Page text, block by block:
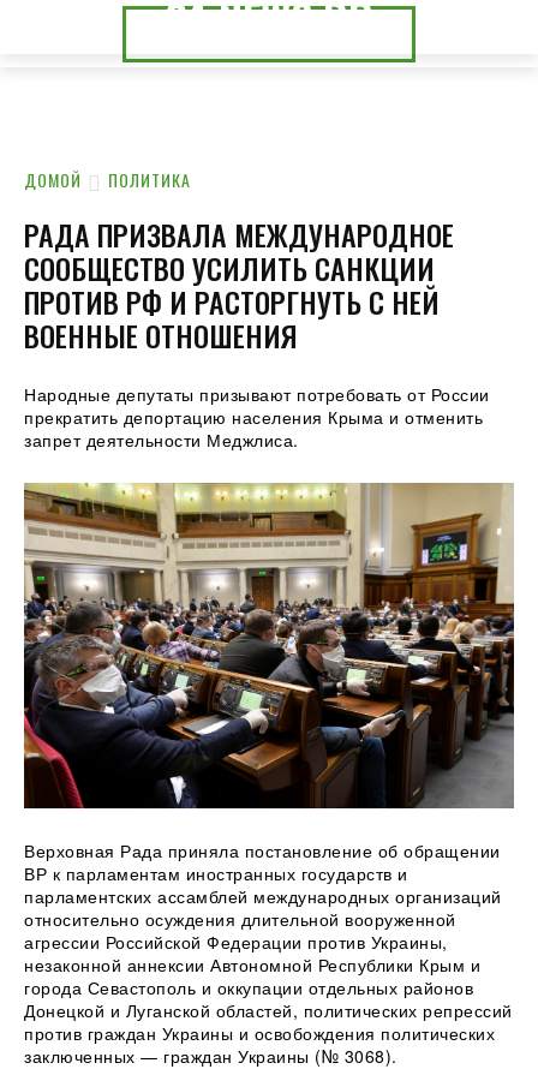
24.NEWS.CK
24.NEWS.DP
ДОМОЙ ПОЛИТИКА
РАДА ПРИЗВАЛА МЕЖДУНАРОДНОЕ
СООБЩЕСТВО УСИЛИТЬ САНКЦИИ
ПРОТИВ РФ И РАСТОРГНУТЬ С НЕЙ
ВОЕННЫЕ ОТНОШЕНИЯ
Народные депутаты призывают потребовать от России
прекратить депортацию населения Крыма и отменить
запрет деятельности Меджлиса.
Верховная Рада приняла постановление об обращении
ВР к парламентам иностранных государств и
парламентских ассамблей международных организаций
относительно осуждения длительной вооруженной
агрессии Российской Федерации против Украины,
незаконной аннексии Автономной Республики Крым и
города Севастополь и оккупации отдельных районов
Донецкой и Луганской областей, политических репрессий
против граждан Украины и освобождения политических
заключенных — граждан Украины (№ 3068).